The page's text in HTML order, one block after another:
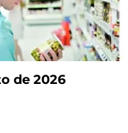
de 2026